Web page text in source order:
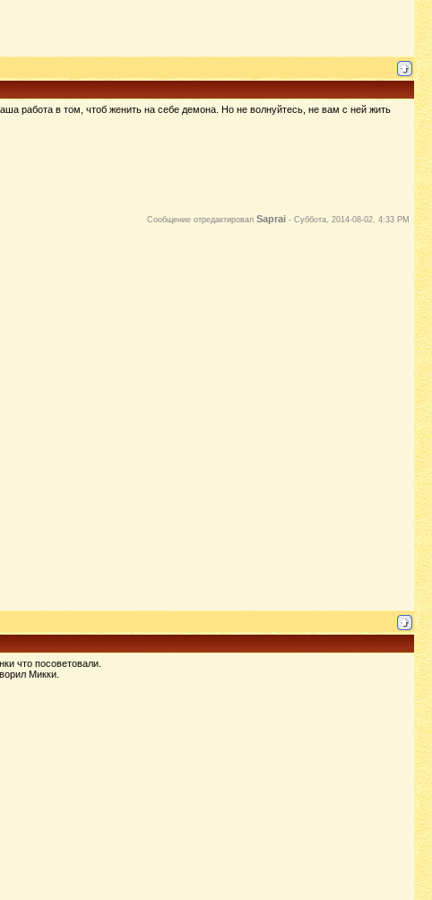
работа в том, чтоб женить на себе демона. Но не волнуйтесь, не вам с ней жить
Сообщение отредактировал Saprai- Суббота, 2014-08-02, 4:33 PM
что посоветовали.
Микки.